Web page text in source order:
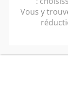
Vous y